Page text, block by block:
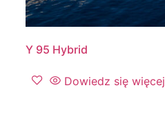
Y 95 Hybrid
Dowiedz się więcej